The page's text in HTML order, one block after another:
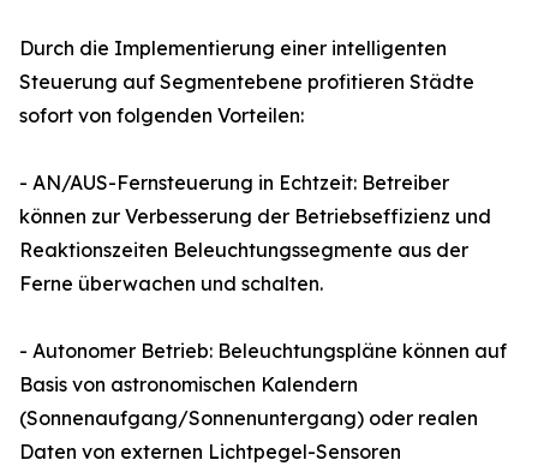
Durch die Implementierung einer intelligenten
Steuerung auf Segmentebene profitieren Städte
sofort von folgenden Vorteilen:
- AN/AUS-Fernsteuerung in Echtzeit: Betreiber
können zur Verbesserung der Betriebseffizienz und
Reaktionszeiten Beleuchtungssegmente aus der
Ferne überwachen und schalten.
- Autonomer Betrieb: Beleuchtungspläne können auf
Basis von astronomischen Kalendern
(Sonnenaufgang/Sonnenuntergang) oder realen
Daten von externen Lichtpegel-Sensoren